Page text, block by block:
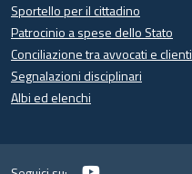
Sportello per il cittadino
Patrocinio a spese dello Stato
Conciliazione tra avvocati e clienti
Segnalazioni disciplinari
Albi ed elenchi